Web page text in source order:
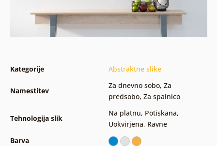
Kategorije Abstraktne slike
Namestitev
Za dnevno sobo, Za
predsobo, Za spalnico
Tehnologija slik
Na platnu, Potiskana,
Uokvirjena, Ravne
Barva